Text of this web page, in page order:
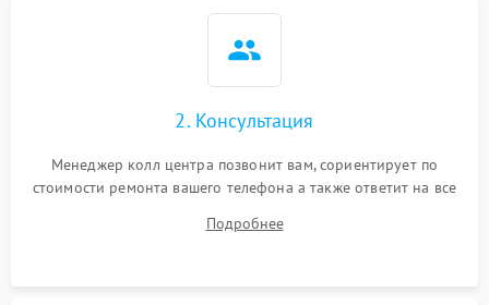
2. Консультация
Менеджер колл центра позвонит вам, сориентирует по
стоимости ремонта вашего телефона а также ответит на все
Подробнее